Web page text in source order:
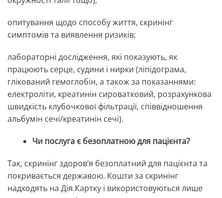
опитування щодо способу життя, скринінг
симптомів та виявлення ризиків;
лабораторні дослідження, які показують, як
працюють серце, судини і нирки (ліпідограма,
глікований гемоглобін, а також за показаннями:
електроліти, креатинін сироватковий, розрахункова
швидкість клубочкової фільтрації, співвідношення
альбумін сечі/креатинін сечі).
Чи послуга є безоплатною для пацієнта?
Так, скринінг здоровʼя безоплатний для пацієнта та
покривається державою. Кошти за скринінг
надходять на Дія.Картку і використовуються лише